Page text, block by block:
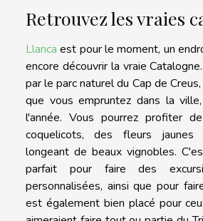
Retrouvez les vraies
Llanca est pour le moment, un
encore découvrir la vraie
par le parc naturel du Cap de
que vous empruntez dans la
l'année. Vous pourrez profiter
coquelicots, des fleurs
longeant de beaux vignobles.
parfait pour faire des
personnalisées, ainsi que pour
est également bien placé pour